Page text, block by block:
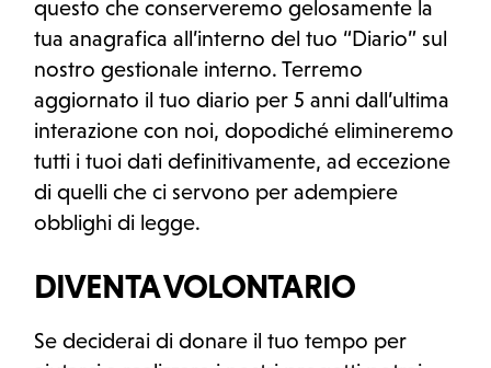
questo che conserveremo gelosamente la
tua anagrafica all’interno del tuo “Diario” sul
nostro gestionale interno. Terremo
aggiornato il tuo diario per 5 anni dall’ultima
interazione con noi, dopodiché elimineremo
tutti i tuoi dati definitivamente, ad eccezione
di quelli che ci servono per adempiere
obblighi di legge.
DIVENTA VOLONTARIO
Se deciderai di donare il tuo tempo per